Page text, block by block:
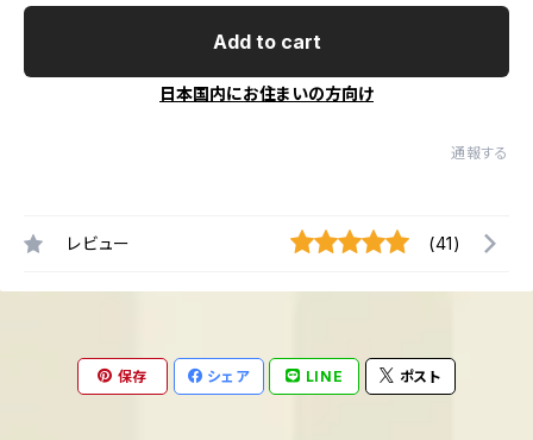
Add to cart
日本国内にお住まいの方向け
通報する
レビュー (41)
保存 シェア LINE ポスト